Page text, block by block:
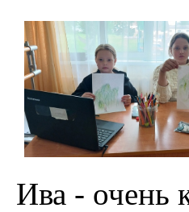
Ива - очень